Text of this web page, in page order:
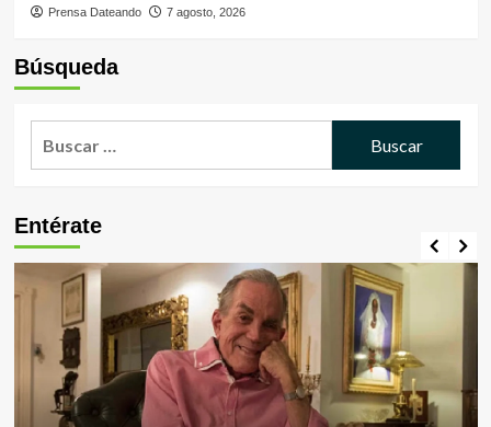
Prensa Dateando 7 agosto, 2026
Búsqueda
Entérate